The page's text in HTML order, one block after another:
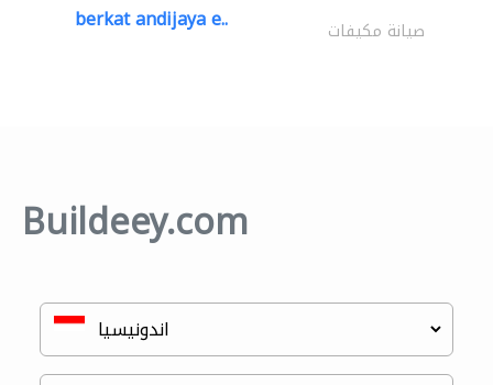
berkat andijaya e.. صيانة مكيفات
Buildeey.com